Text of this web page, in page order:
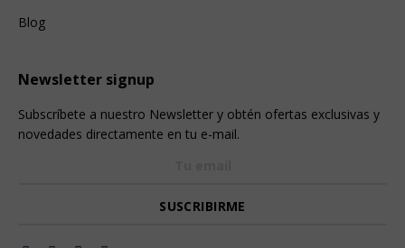
Blog
Newsletter signup
Subscríbete a nuestro Newsletter y obtén ofertas exclusivas y
novedades directamente en tu e-mail.